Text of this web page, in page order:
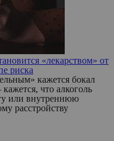
«лекарством» от
риска
кажется бокал
что алкоголь
или внутреннюю
расстройству